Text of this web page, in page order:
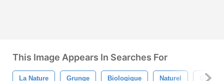
This Image Appears In Searches For
La Nature Grunge Biologique Naturel Gros